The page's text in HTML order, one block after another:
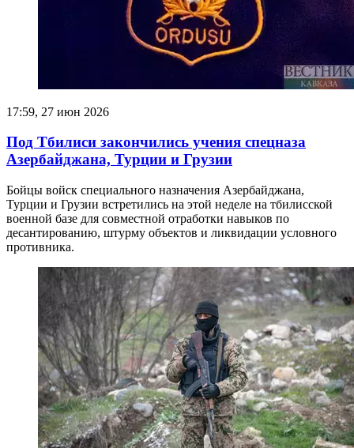
17:59, 27 июн 2026
Под Тбилиси закончились учения спецназа
Азербайджана, Турции и Грузии
Бойцы войск специального назначения Азербайджана,
Турции и Грузии встретились на этой неделе на тбилисской
военной базе для совместной отработки навыков по
десантированию, штурму объектов и ликвидации условного
противника.